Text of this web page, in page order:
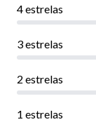
4 estrelas
3 estrelas
2 estrelas
1 estrelas